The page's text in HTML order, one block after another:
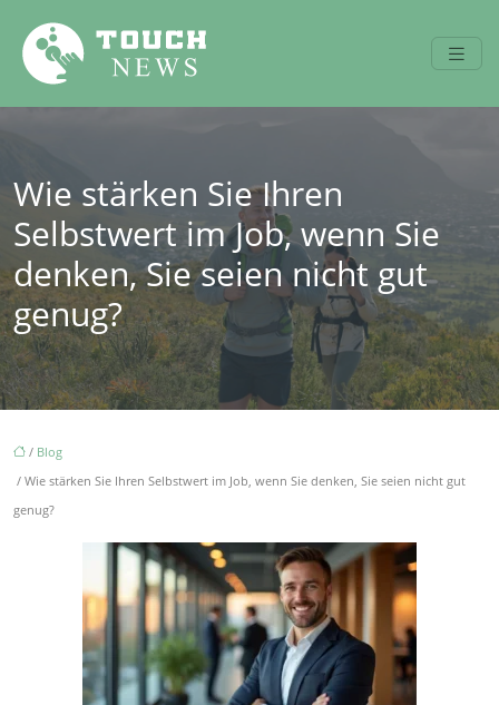
Wie stärken Sie Ihren
Selbstwert im Job, wenn Sie
denken, Sie seien nicht gut
genug?
/ Blog
/ Wie stärken Sie Ihren Selbstwert im Job, wenn Sie denken, Sie seien nicht gut
genug?